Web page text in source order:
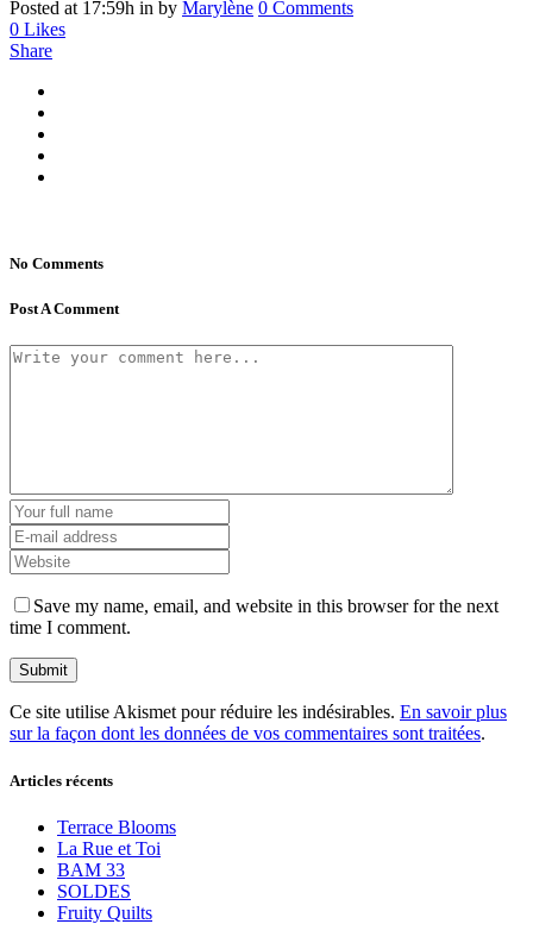
Posted at 17:59h in by Marylène 0 Comments
0 Likes
Share
No Comments
Post A Comment
Save my name, email, and website in this browser for the next
time I comment.
Ce site utilise Akismet pour réduire les indésirables. En savoir plus
sur la façon dont les données de vos commentaires sont traitées.
Articles récents
Terrace Blooms
La Rue et Toi
BAM 33
SOLDES
Fruity Quilts